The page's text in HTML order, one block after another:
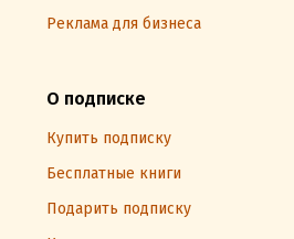
Реклама для бизнеса
О подписке
Купить подписку
Бесплатные книги
Подарить подписку